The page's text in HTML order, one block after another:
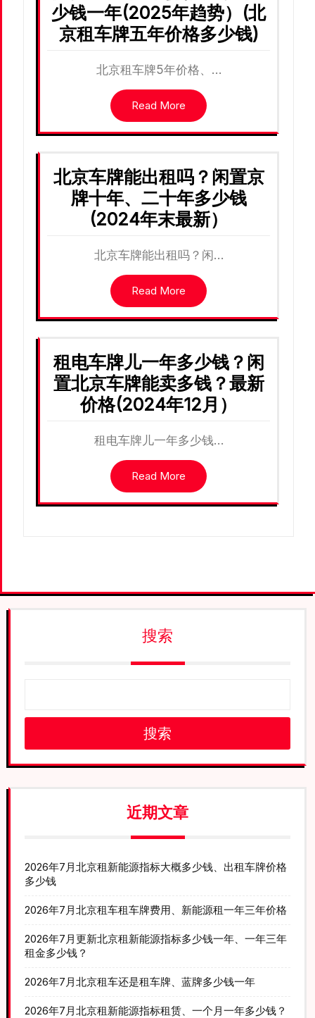
少钱一年(2025年趋势）(北
京租车牌五年价格多少钱)
北京租车牌5年价格、…
Read More
北京车牌能出租吗？闲置京
牌十年、二十年多少钱
(2024年末最新）
北京车牌能出租吗？闲…
Read More
租电车牌儿一年多少钱？闲
置北京车牌能卖多钱？最新
价格(2024年12月）
租电车牌儿一年多少钱…
Read More
搜索
搜索
近期文章
2026年7月北京租新能源指标大概多少钱、出租车牌价格
多少钱
2026年7月北京租车租车牌费用、新能源租一年三年价格
2026年7月更新北京租新能源指标多少钱一年、一年三年
租金多少钱？
2026年7月北京租车还是租车牌、蓝牌多少钱一年
2026年7月北京租新能源指标租赁、一个月一年多少钱？